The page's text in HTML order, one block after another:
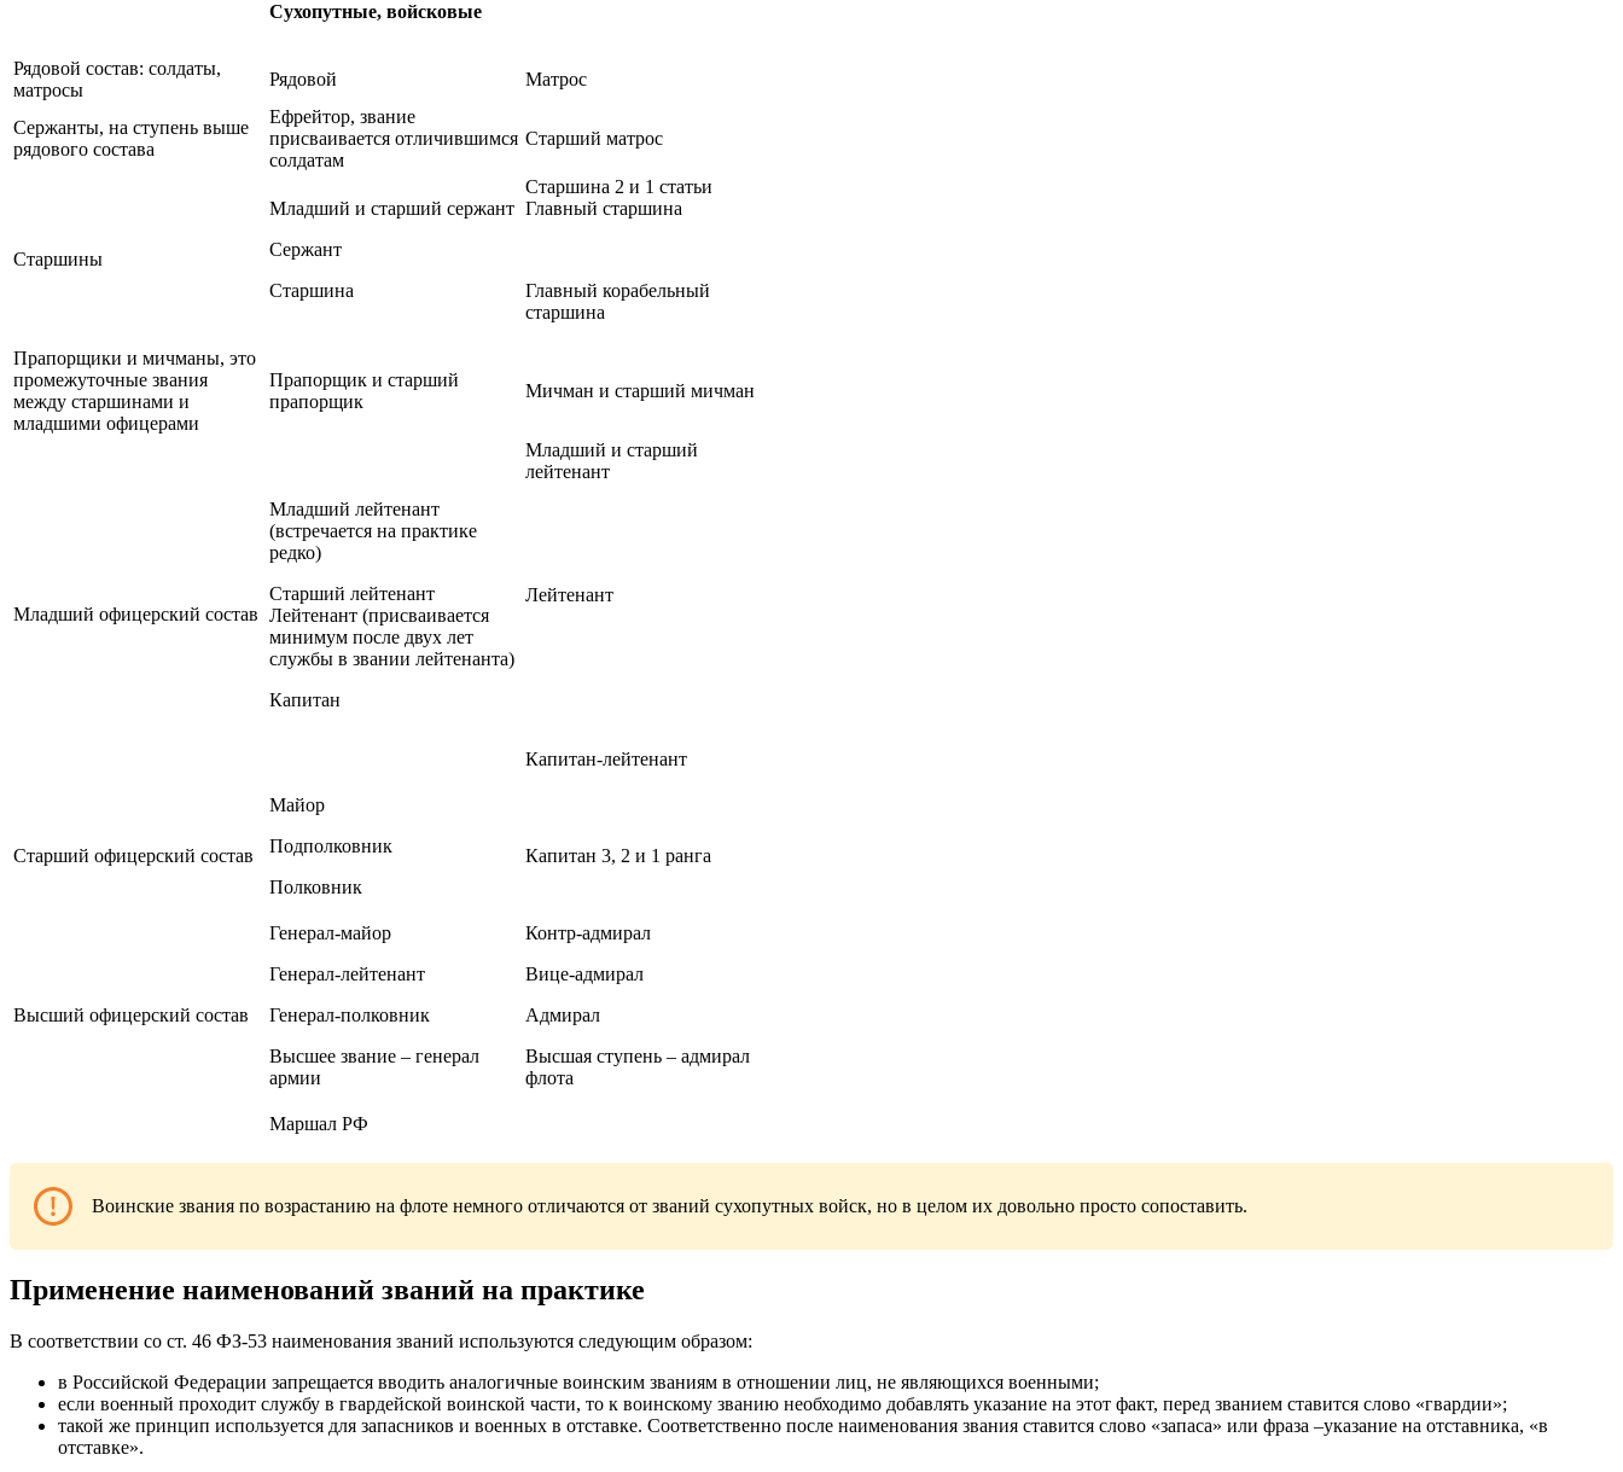
Сухопутные, войсковые
Рядовой состав: солдаты,
матросы
Рядовой Матрос
Сержанты, на ступень выше
рядового состава
Ефрейтор, звание
присваивается отличившимся
солдатам
Старший матрос
Старшины
Младший и старший сержант
Сержант
Старшина
Старшина 2 и 1 статьи
Главный старшина
Главный корабельный
старшина
Прапорщики и мичманы, это
промежуточные звания
между старшинами и
младшими офицерами
Прапорщик и старший
прапорщик
Мичман и старший мичман
Младший офицерский состав
Младший лейтенант
(встречается на практике
редко)
Старший лейтенант
Лейтенант (присваивается
минимум после двух лет
службы в звании лейтенанта)
Капитан
Младший и старший
лейтенант
Лейтенант
Капитан-лейтенант
Старший офицерский состав
Майор
Подполковник
Полковник
Капитан 3, 2 и 1 ранга
Высший офицерский состав
Генерал-майор
Генерал-лейтенант
Генерал-полковник
Высшее звание – генерал
армии
Контр-адмирал
Вице-адмирал
Адмирал
Высшая ступень – адмирал
флота
Маршал РФ
Воинские звания по возрастанию на флоте немного отличаются от званий сухопутных войск, но в целом их довольно просто сопоставить.
Применение наименований званий на практике
В соответствии со ст. 46 ФЗ-53 наименования званий используются следующим образом:
в Российской Федерации запрещается вводить аналогичные воинским званиям в отношении лиц, не являющихся военными;
если военный проходит службу в гвардейской воинской части, то к воинскому званию необходимо добавлять указание на этот факт, перед званием ставится слово «гвардии»;
такой же принцип используется для запасников и военных в отставке. Соответственно после наименования звания ставится слово «запаса» или фраза –указание на отставника, «в
отставке».